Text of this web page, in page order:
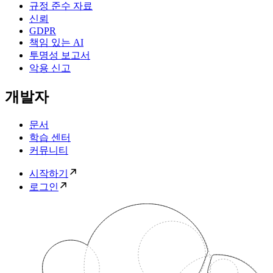
규정 준수 자료
신뢰
GDPR
책임 있는 AI
투명성 보고서
악용 신고
개발자
문서
학습 센터
커뮤니티
시작하기
로그인